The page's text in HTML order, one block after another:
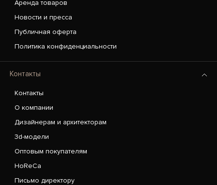
Аренда товаров
Новости и пресса
Публичная оферта
Политика конфиденциальности
Контакты
Контакты
О компании
Дизайнерам и архитекторам
3d-модели
Оптовым покупателям
HoReCa
Письмо директору